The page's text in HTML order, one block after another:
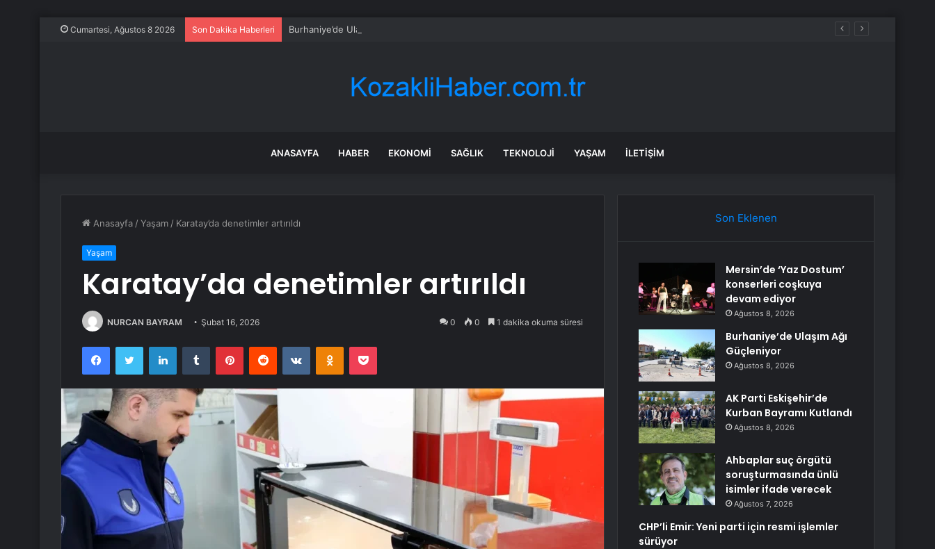
Cumartesi, Ağustos 8 2026 Son Dakika Haberleri Burhaniye’de Ulaşım Ağı Güçleniyor
ANASAYFA HABER EKONOMI SAĞLIK TEKNOLOJI YAŞAM İLETIŞIM
Anasayfa /Yaşam / Karatay’da denetimler artırıldı
Yaşam
Karatay’da denetimler artırıldı
NURCAN BAYRAM Şubat 16, 2026 0 0 1 dakika okuma süresi
FacebookTwitter LinkedInTumblr PinterestReddit VKontakteOdnoklassniki
Pocket
Son Eklenen
Mersin’de ‘Yaz Dostum’
konserleri coşkuya
devam ediyor
Ağustos 8, 2026
Burhaniye’de Ulaşım Ağı
Güçleniyor
Ağustos 8, 2026
AK Parti Eskişehir’de
Kurban Bayramı Kutlandı
Ağustos 8, 2026
Ahbaplar suç örgütü
soruşturmasında ünlü
isimler ifade verecek
Ağustos 7, 2026
CHP’li Emir: Yeni parti için resmi işlemler
sürüyor